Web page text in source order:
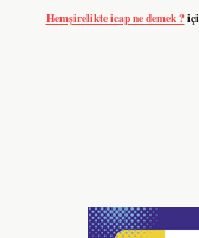
Hemşirelikte icap ne demek ?